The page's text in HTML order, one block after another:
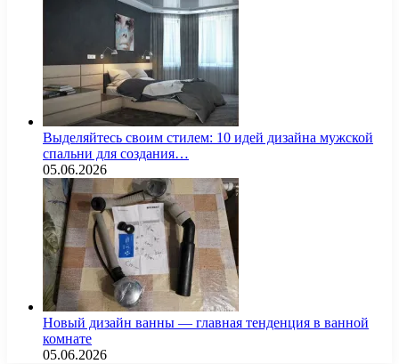
Выделяйтесь своим стилем: 10 идей дизайна мужской
спальни для создания…
05.06.2026
Новый дизайн ванны — главная тенденция в ванной
комнате
05.06.2026